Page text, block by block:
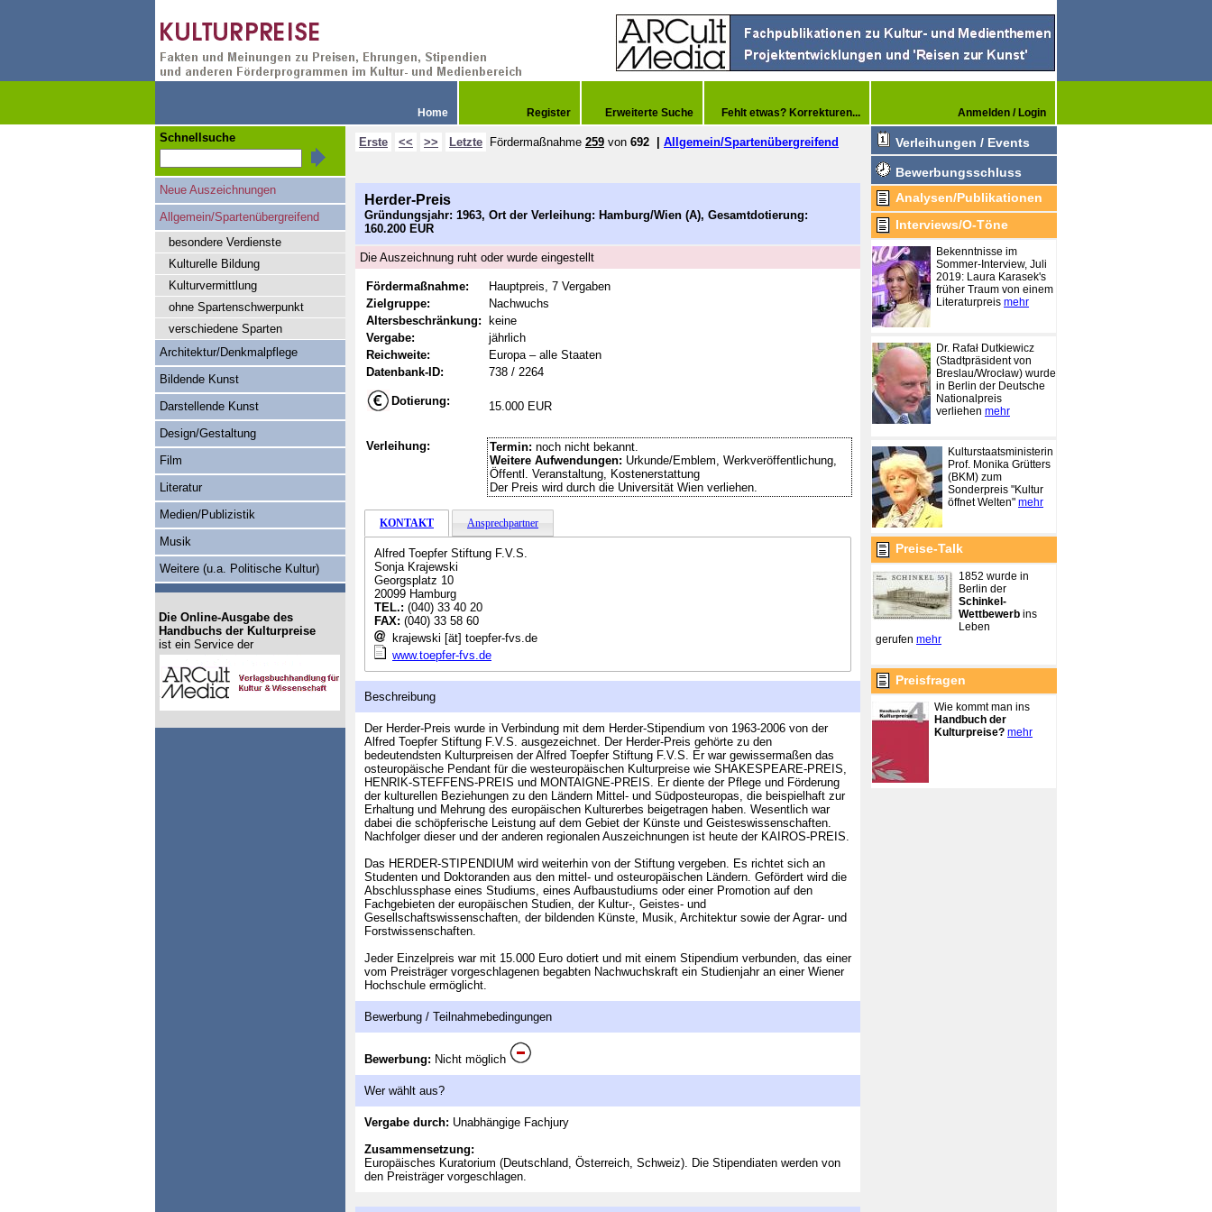
Home Register Erweiterte Suche Fehlt etwas? Korrekturen... Anmelden / Login
Erste << >> Letzte Fördermaßnahme 259 von 692 Allgemein/Spartenübergreifend
Herder-Preis
Gründungsjahr: 1963, Ort der Verleihung: Hamburg/Wien (A), Gesamtdotierung:
160.200 EUR
Die Auszeichnung ruht oder wurde eingestellt
Fördermaßnahme:
Hauptpreis, 7 Vergaben
Zielgruppe:
Nachwuchs
Altersbeschränkung:
keine
Vergabe:
jährlich
Reichweite:
Europa – alle Staaten
Datenbank-ID:
738 / 2264
Dotierung: 15.000 EUR
Verleihung: Termin: noch nicht bekannt.
Weitere Aufwendungen: Urkunde/Emblem, Werkveröffentlichung,
Öffentl. Veranstaltung, Kostenerstattung
Der Preis wird durch die Universität Wien verliehen.
KONTAKT Ansprechpartner
Alfred Toepfer Stiftung F.V.S.
Sonja Krajewski
Georgsplatz 10
20099 Hamburg
TEL.: (040) 33 40 20
FAX: (040) 33 58 60
krajewski [ät] toepfer-fvs.de
www.toepfer-fvs.de
Beschreibung
Der Herder-Preis wurde in Verbindung mit dem Herder-Stipendium von 1963-2006 von der
Alfred Toepfer Stiftung F.V.S. ausgezeichnet. Der Herder-Preis gehörte zu den
bedeutendsten Kulturpreisen der Alfred Toepfer Stiftung F.V.S. Er war gewissermaßen das
osteuropäische Pendant für die westeuropäischen Kulturpreise wie SHAKESPEARE-PREIS,
HENRIK-STEFFENS-PREIS und MONTAIGNE-PREIS. Er diente der Pflege und Förderung
der kulturellen Beziehungen zu den Ländern Mittel- und Südposteuropas, die beispielhaft zur
Erhaltung und Mehrung des europäischen Kulturerbes beigetragen haben. Wesentlich war
dabei die schöpferische Leistung auf dem Gebiet der Künste und Geisteswissenschaften.
Nachfolger dieser und der anderen regionalen Auszeichnungen ist heute der KAIROS-PREIS.
Das HERDER-STIPENDIUM wird weiterhin von der Stiftung vergeben. Es richtet sich an
Studenten und Doktoranden aus den mittel- und osteuropäischen Ländern. Gefördert wird die
Abschlussphase eines Studiums, eines Aufbaustudiums oder einer Promotion auf den
Fachgebieten der europäischen Studien, der Kultur-, Geistes- und
Gesellschaftswissenschaften, der bildenden Künste, Musik, Architektur sowie der Agrar- und
Forstwissenschaften.
Jeder Einzelpreis war mit 15.000 Euro dotiert und mit einem Stipendium verbunden, das einer
vom Preisträger vorgeschlagenen begabten Nachwuchskraft ein Studienjahr an einer Wiener
Hochschule ermöglicht.
Bewerbung / Teilnahmebedingungen
Bewerbung: Nicht möglich
Wer wählt aus?
Vergabe durch: Unabhängige Fachjury
Zusammensetzung:
Europäisches Kuratorium (Deutschland, Österreich, Schweiz). Die Stipendiaten werden von
den Preisträger vorgeschlagen.
Schnellsuche
Neue Auszeichnungen
Allgemein/Spartenübergreifend
besondere Verdienste
Kulturelle Bildung
Kulturvermittlung
ohne Spartenschwerpunkt
verschiedene Sparten
Architektur/Denkmalpflege
Bildende Kunst
Darstellende Kunst
Design/Gestaltung
Film
Literatur
Medien/Publizistik
Musik
Weitere (u.a. Politische Kultur)
Die Online-Ausgabe des
Handbuchs der Kulturpreise
ist ein Service der
Verleihungen / Events
Bewerbungsschluss
Analysen/Publikationen
Interviews/O-Töne
Bekenntnisse im
Sommer-Interview, Juli
2019: Laura Karasek's
früher Traum von einem
Literaturpreis mehr
Dr. Rafał Dutkiewicz
(Stadtpräsident von
Breslau/Wrocław) wurde
in Berlin der Deutsche
Nationalpreis
verliehen mehr
Kulturstaatsministerin
Prof. Monika Grütters
(BKM) zum
Sonderpreis "Kultur
öffnet Welten" mehr
Preise-Talk
1852 wurde in
Berlin der
Schinkel-
Wettbewerb ins
Leben
gerufen mehr
Preisfragen
Wie kommt man ins
Handbuch der
Kulturpreise? mehr